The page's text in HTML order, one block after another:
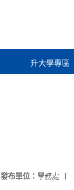
升大學專區
發布單位： 學務處 |